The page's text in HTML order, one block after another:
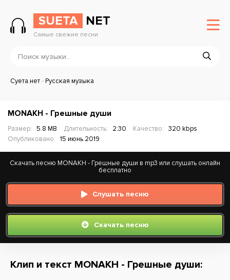
SUETA NET
Самые свежие песни
Суета.нет-Русская музыка
MONAKH - Грешные души
Размер: 5.8 MB Длительность: 2:30 Качество:
320 kbps
Опубликовано:
15 июнь 2019
Скачать песню MONAKH - Грешные души в mp3 или слушать онлайн
бесплатно
Слушать песню
Скачать песню
Клип и текст MONAKH - Грешные души: